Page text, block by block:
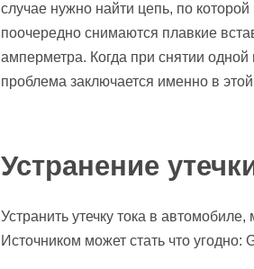
случае нужно найти цепь, по которой
поочередно снимаются плавкие
амперметра. Когда при снятии одной
проблема заключается именно в этой
Устранение
Устранить утечку тока в
Источником может стать что угодно: